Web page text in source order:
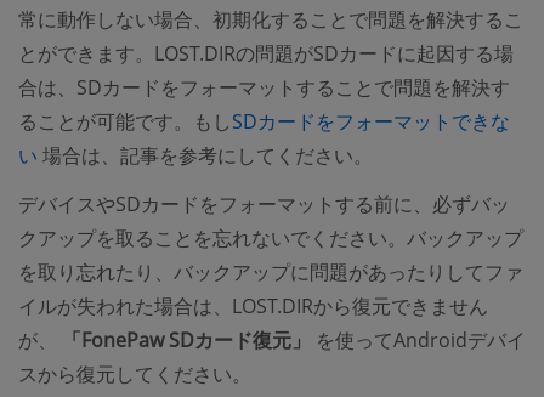
常に動作しない場合、初期化することで問題を解決するこ
とができます。LOST.DIRの問題がSDカードに起因する場
合は、SDカードをフォーマットすることで問題を解決す
ることが可能です。もしSDカードをフォーマットできな
い (opens new window)
場合は、記事を参考にしてください。
デバイスやSDカードをフォーマットする前に、必ずバッ
クアップを取ることを忘れないでください。バックアップ
を取り忘れたり、バックアップに問題があったりしてファ
イルが失われた場合は、LOST.DIRから復元できません
が、
「FonePaw SDカード復元」
を使ってAndroidデバイ
スから復元してください。